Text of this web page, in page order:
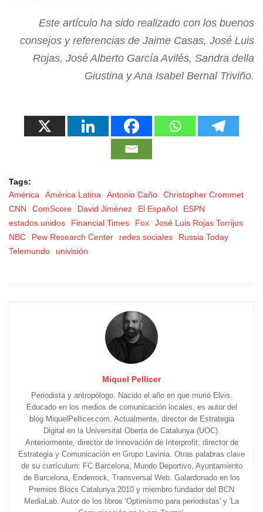
Este artículo ha sido realizado con los buenos
consejos y referencias de Jaime Casas, José Luis
Rojas, José Alberto García Avilés, Sandra della
Giustina y Ana Isabel Bernal Triviño.
Tags:
América
América Latina Antonio Caño
Christopher Crommet
CNN
ComScore David Jiménez El Español
ESPN
estados unidos
Financial Times Fox
José Luis Rojas Torrijos
NBC
Pew Research Center redes sociales
Russia Today
Telemundo
univisión
Miquel Pellicer
Periodista y antropólogo. Nacido el año en que murió Elvis.
Educado en los medios de comunicación locales, es autor del
blog MiquelPellicer.com. Actualmente, director de Estrategia
Digital en la Universitat Oberta de Catalunya (UOC).
Anteriormente, director de Innovación de Interprofit; director de
Estrategia y Comunicación en Grupo Lavinia. Otras palabras clave
de su currículum: FC Barcelona, Mundo Deportivo, Ayuntamiento
de Barcelona, Enderrock, Transversal Web. Galardonado en los
Premios Blocs Catalunya 2010 y miembro fundador del BCN
MediaLab. Autor de los libros 'Optimismo para periodistas' y 'La